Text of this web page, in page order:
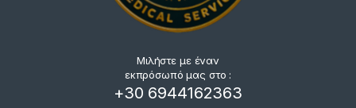
Μιλήστε με έναν
εκπρόσωπό μας στο :
+30 6944162363